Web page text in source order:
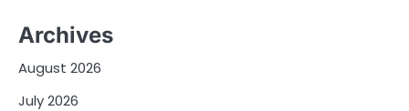
Archives
August 2026
July 2026